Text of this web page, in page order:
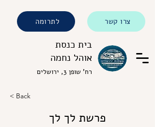
בית כנסת
אוהל נחמה
רח' שופן 3, ירושלים
לתרומה צרו קשר
< Back
פרשת לך לך